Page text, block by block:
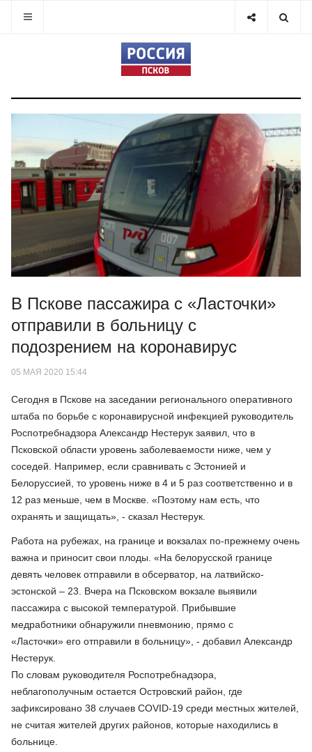
В Пскове пассажира с «Ласточки»
отправили в больницу с
подозрением на коронавирус
05 МАЯ 2020 15:44
Сегодня в Пскове на заседании регионального оперативного
штаба по борьбе с коронавирусной инфекцией руководитель
Роспотребнадзора Александр Нестерук заявил, что в
Псковской области уровень заболеваемости ниже, чем у
соседей. Например, если сравнивать с Эстонией и
Белоруссией, то уровень ниже в 4 и 5 раз соответственно и в
12 раз меньше, чем в Москве. «Поэтому нам есть, что
охранять и защищать», - сказал Нестерук.
Работа на рубежах, на границе и вокзалах по-прежнему очень
важна и приносит свои плоды. «На белорусской границе
девять человек отправили в обсерватор, на латвийско-
эстонской – 23. Вчера на Псковском вокзале выявили
пассажира с высокой температурой. Прибывшие
медработники обнаружили пневмонию, прямо с
«Ласточки» его отправили в больницу», - добавил Александр
Нестерук.
По словам руководителя Роспотребнадзора,
неблагополучным остается Островский район, где
зафиксировано 38 случаев COVID-19 среди местных жителей,
не считая жителей других районов, которые находились в
больнице.